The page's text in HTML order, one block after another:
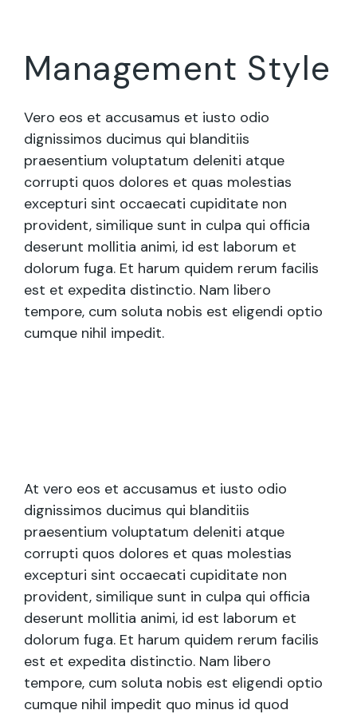
Management Style
Vero eos et accusamus et iusto odio
dignissimos ducimus qui blanditiis
praesentium voluptatum deleniti atque
corrupti quos dolores et quas molestias
excepturi sint occaecati cupiditate non
provident, similique sunt in culpa qui officia
deserunt mollitia animi, id est laborum et
dolorum fuga. Et harum quidem rerum facilis
est et expedita distinctio. Nam libero
tempore, cum soluta nobis est eligendi optio
cumque nihil impedit.
At vero eos et accusamus et iusto odio
dignissimos ducimus qui blanditiis
praesentium voluptatum deleniti atque
corrupti quos dolores et quas molestias
excepturi sint occaecati cupiditate non
provident, similique sunt in culpa qui officia
deserunt mollitia animi, id est laborum et
dolorum fuga. Et harum quidem rerum facilis
est et expedita distinctio. Nam libero
tempore, cum soluta nobis est eligendi optio
cumque nihil impedit quo minus id quod